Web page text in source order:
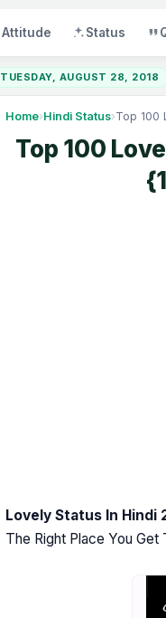
Attitude Status
TUESDAY, AUGUST 28, 2018
Home›Hindi Status›Top 100
Top 100
Lovely Status In Hindi
The Right Place You Get